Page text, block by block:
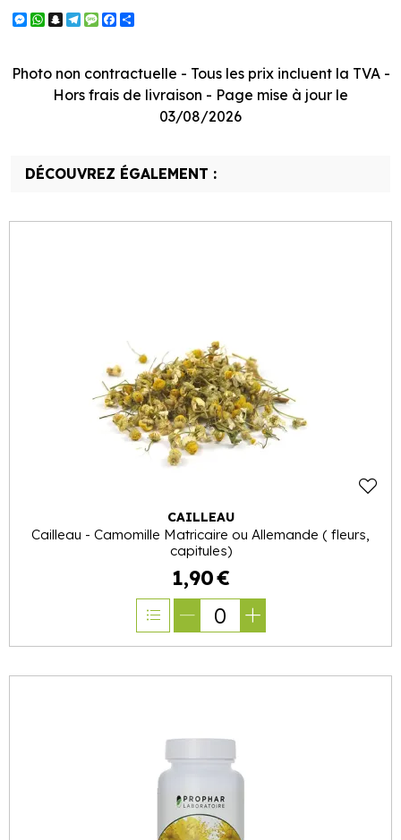
Messenger
WhatsApp
Snapchat
Telegram
Message
Facebook
Photo non contractuelle - Tous les prix incluent la TVA -
Hors frais de livraison - Page mise à jour le
03/08/2026
DÉCOUVREZ ÉGALEMENT :
CAILLEAU
Cailleau - Camomille Matricaire ou Allemande ( fleurs,
capitules)
1,90€
0